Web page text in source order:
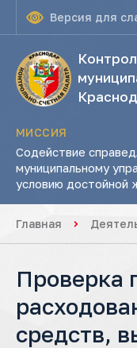
Версия для
МИССИЯ
Содействие
муниципальному
условию достойной
Главная
Проверка
средств,